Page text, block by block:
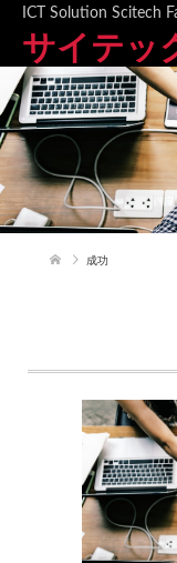
ICT Solution Scitech
サイテッ
成功